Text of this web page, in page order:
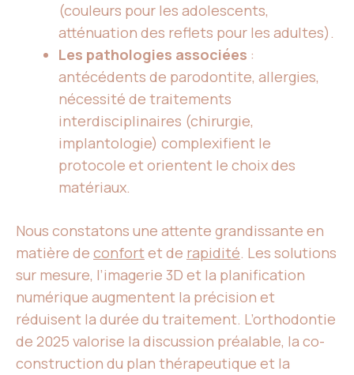
(couleurs pour les adolescents,
atténuation des reflets pour les adultes).
Les pathologies associées :
antécédents de parodontite, allergies,
nécessité de traitements
interdisciplinaires (chirurgie,
implantologie) complexifient le
protocole et orientent le choix des
matériaux.
Nous constatons une attente grandissante en
matière de confortet de rapidité. Les solutions
sur mesure, l’imagerie 3D et la planification
numérique augmentent la précision et
réduisent la durée du traitement. L’orthodontie
de 2025 valorise la discussion préalable, la co-
construction du plan thérapeutique et la